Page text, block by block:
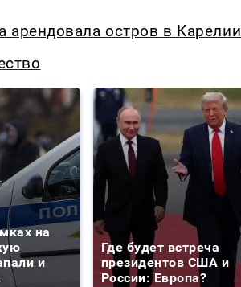
арендовала остров в Карелии
на
и
Где будет встреча
президентов США и
России: Европа?